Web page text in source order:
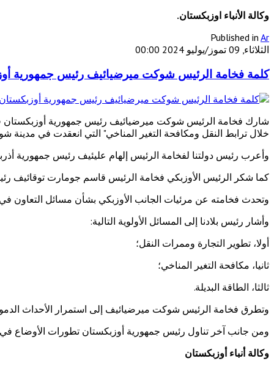
وكالة الأنباء اوزبكستان.
Published in Ar
الثلاثاء, 09 تموز/يوليو 2024 00:00
كلمة فخامة الرئيس شوكت ميرضيائيف رئيس جمهورية
خلال ترابط النقل ومكافحة التغير المناخي" التي انعقدت في مدينة
وأعرب رئيس دولتنا لفخامة الرئيس إلهام عليئيف رئيس
كما شكر الرئيس الأوزبكي فخامة الرئيس قاسم جومارت توقائيف
وتحدث فخامته عن مرئيات الجانب الأوزبكي بشأن مسائل التعاون
وأشار رئيس بلادنا إلى المسائل الأولوية التالية:
أولا، تطوير التجارة وممرات النقل؛
ثانيا، مكافحة التغير المناخي؛
ثالثا، الطاقة البديلة.
وتطرق فخامة الرئيس شوكت ميرضيائيف إلى استمرار الأحداث الدموية
ومن جانب آخر تناول رئيس جمهورية أوزبكستان تطورات الأوضاع في
وكالة أنباء أوزبكستان